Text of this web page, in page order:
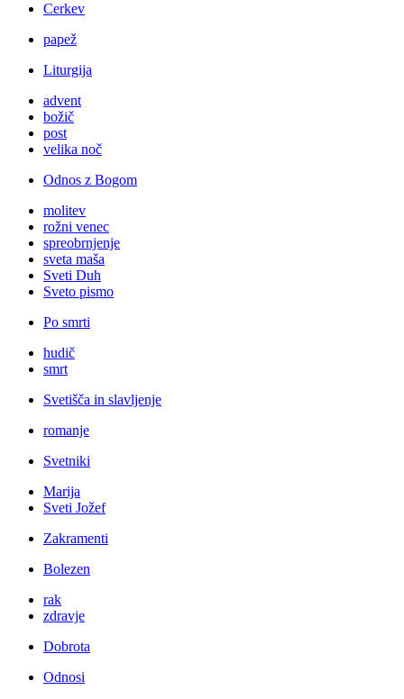
Cerkev
papež
Liturgija
advent
božič
post
velika noč
Odnos z Bogom
molitev
rožni venec
spreobrnjenje
sveta maša
Sveti Duh
Sveto pismo
Po smrti
hudič
smrt
Svetišča in slavljenje
romanje
Svetniki
Marija
Sveti Jožef
Zakramenti
Bolezen
rak
zdravje
Dobrota
Odnosi